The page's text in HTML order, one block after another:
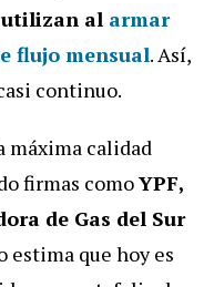
utilizan al armar
flujo mensual. Así,
continuo.
máxima calidad
firmas comoYPF,
de Gas del Sur
estima que hoy es